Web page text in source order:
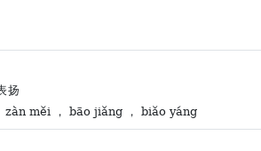
扬
zàn měi ， bāo jiǎng ， biǎo yáng